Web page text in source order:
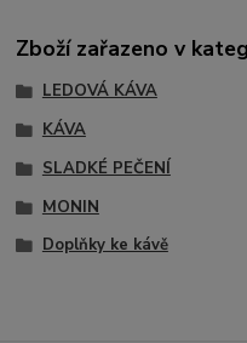
Zboží zařazeno v
LEDOVÁ KÁVA
KÁVA
SLADKÉ PEČENÍ
MONIN
Doplňky ke kávě